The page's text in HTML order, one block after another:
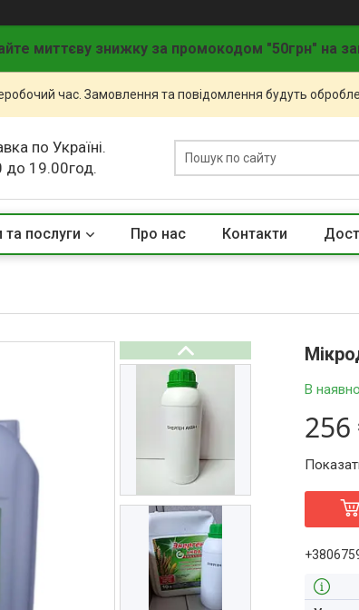
миттєву знижку за промокодом "50грн" на
час. Замовлення та повідомлення будуть
по Україні.
до 19.00год.
та послуги Про нас Контакти
В
256